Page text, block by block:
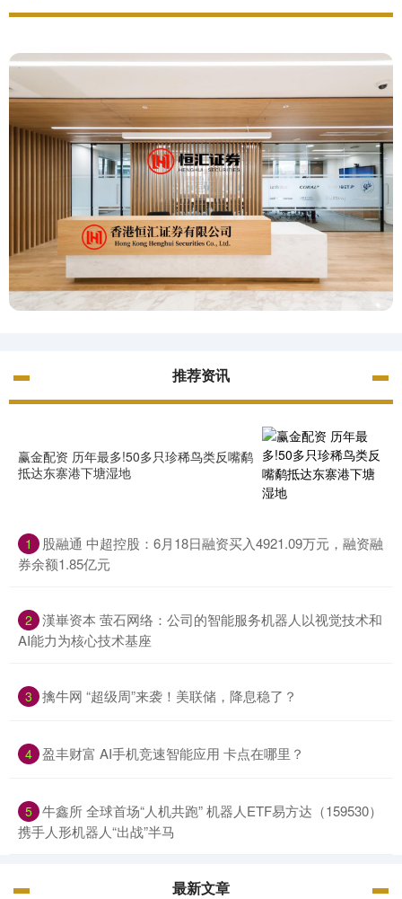
推荐资讯
赢金配资 历年最多!50多只珍稀鸟类反嘴鹬
抵达东寨港下塘湿地
1
股融通 中超控股：6月18日融资买入4921.09万元，融资融
券余额1.85亿元
2 漢崋资本 萤石网络：公司的智能服务机器人以视觉技术和
AI能力为核心技术基座
3 擒牛网 “超级周”来袭！美联储，降息稳了？
4 盈丰财富 AI手机竞速智能应用 卡点在哪里？
5 牛鑫所 全球首场“人机共跑” 机器人ETF易方达（159530）
携手人形机器人“出战”半马
最新文章